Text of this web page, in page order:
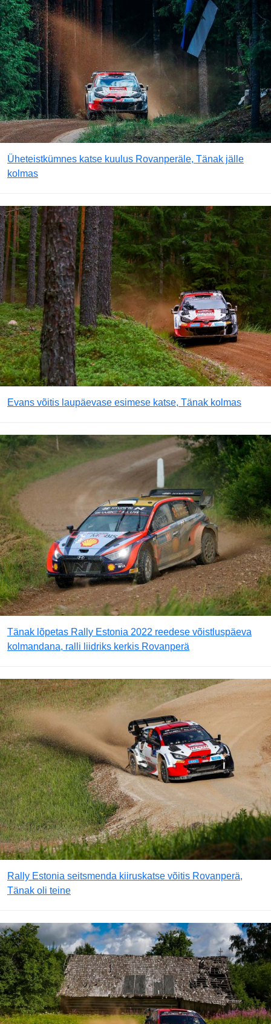
Üheteistkümnes katse kuulus Rovanperäle, Tänak jälle
kolmas
Evans võitis laupäevase esimese katse, Tänak kolmas
Tänak lõpetas Rally Estonia 2022 reedese võistluspäeva
kolmandana, ralli liidriks kerkis Rovanperä
Rally Estonia seitsmenda kiiruskatse võitis Rovanperä,
Tänak oli teine